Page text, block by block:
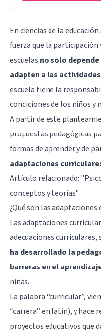
En ciencias de la
fuerza que la participación
escuelas no solo depende
adapten a las
escuela tiene la
condiciones de los niños y
A partir de este
propuestas pedagógicas
formas de aprender y de
adaptaciones
Artículo relacionado: "
conceptos y teorías"
¿Qué son las adaptaciones
Las adaptaciones
adecuaciones curriculares,
ha desarrollado la
barreras en el
niñas.
La palabra “curricular”,
“carrera” en latín), y hace
proyectos educativos que